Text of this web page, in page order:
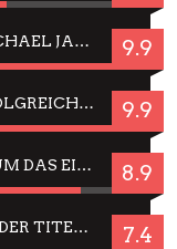
WEGEN DES ERFOLGES – MJ: MICHAEL JACKSON MUSICAL IN EINER MATINEE SEHEN 9.9
JELLYFISH HAMBURG: DAS ERFOLGREICHE SOMMER-MENÜ 2025 IN GEFÜHLEN UND BILDERN 9.9
CÉSAR FÜR JIM CARREY? WARUM DAS EINER DER NERVIGSTEN ACTORS IST UND BLEIBT 8.9
JING JING: IN-THAI RÄUMT WIEDER TITEL AB – EIN ZWEI-STUNDEN-ERLEBNISBERICHT 7.4